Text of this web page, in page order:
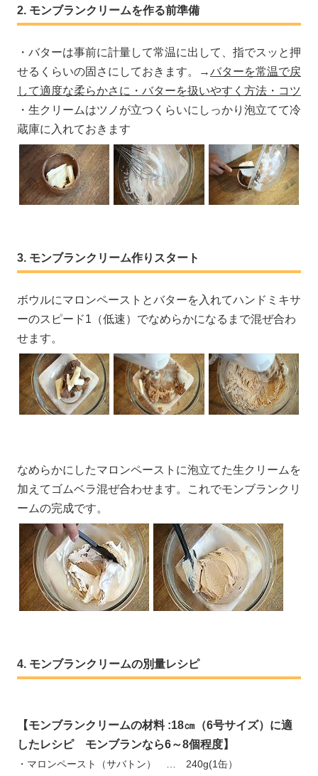
モンブランクリームを作る前準備
・バターは事前に計量して常温に出して、指でスッと押
せるくらいの固さにしておきます。→バターを常温で戻
して適度な柔らかさに・バターを扱いやすく方法・コツ
・生クリームはツノが立つくらいにしっかり泡立てて冷
蔵庫に入れておきます
モンブランクリーム作りスタート
ボウルにマロンペーストとバターを入れてハンドミキサ
ーのスピード1（低速）でなめらかになるまで混ぜ合わ
せます。
なめらかにしたマロンペーストに泡立てた生クリームを
加えてゴムベラ混ぜ合わせます。これでモンブランクリ
ームの完成です。
モンブランクリームの別量レシピ
【モンブランクリームの材料 :18㎝（6号サイズ）に適
したレシピ モンブランなら6～8個程度】
・マロンペースト（サバトン） … 240g(1缶）